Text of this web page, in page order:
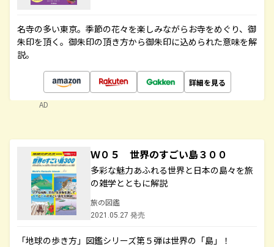
名寺の多い東京。季節の花々を楽しみながらお寺をめぐり、御
朱印を頂く。御朱印の頂き方から御朱印に込められた意味を解
説。
詳細を見る
AD
Ｗ０５ 世界のすごい島３００
多彩な魅力あふれる世界と日本の島々を旅
の雑学とともに解説
旅の図鑑
2021.05.27 発売
「地球の歩き方」図鑑シリーズ第５弾は世界の「島」！